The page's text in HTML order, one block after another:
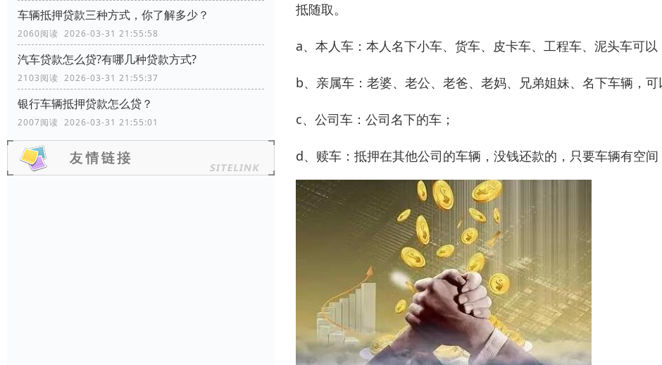
车辆抵押贷款三种方式，你了解多少？
2060阅读 2026-03-31 21:55:58
汽车贷款怎么贷?有哪几种贷款方式?
2103阅读 2026-03-31 21:55:37
银行车辆抵押贷款怎么贷？
2007阅读 2026-03-31 21:55:01
抵随取。
a、本人车：本人名下小车、货车、皮卡车、工程车、泥头车可以
b、亲属车：老婆、老公、老爸、老妈、兄弟姐妹、名下车辆，可
c、公司车：公司名下的车；
d、赎车：抵押在其他公司的车辆，没钱还款的，只要车辆有空间